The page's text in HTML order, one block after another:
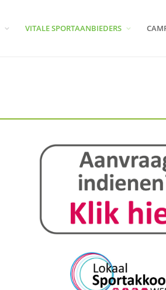
VITALE SPORTAANBIEDERS